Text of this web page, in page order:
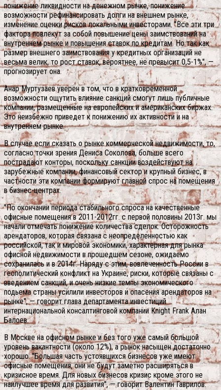
понижение ликвидности на денежном рынке, понижение
возможности рефинансировать долги на внешнем рынке,
изменение оценки рисков локальными инвесторами. "Все эти три
фактора повлекут за собой повышение цены заимствований на
внутреннем рынке и повышения ставок по кредитам. Но так как
размер внешнего заимствования у кредитных организаций не
весьма велик, то рост ставок, вероятнее, не превысит 0,5-1%", —
прогнозирует она.
Анар Муртузаев уверен в том, что в кратковременной
возможности ощутить влияние санкций смогут лишь публичные
компании, размещенные на европейских и американских биржах.
Это неизбежно приведет к понижению их активности и на
внутреннем рынке.
В случае если сказать о рынке коммерческой недвижимости, то,
согласно точки зрения Дениса Соколова, больше всего
пострадают конторы, поскольку санкции воздействуют на
зарубежные компании, финансовый сектор и крупный бизнес, в
частности эти компании формируют главной спрос на помещения
в бизнес-центрах.
"По окончании периода стабильного спроса на качественные
офисные помещения в 2011-2012гг. с первой половины 2013г. мы
начали отмечать понижение количества сделок. Осторожность
арендаторов, которая связана с неопределенностью как
российской, так и мировой экономики, характерная для рынка
офисной недвижимости в прошедшем сезоне, ожидаемо
сохранилась и в 2014г. Наряду с этим, вовлеченность России в
геополитический конфликт на Украине, риски, которые связаны с
введением санкций, и очень низкие темпы экономического
подьема страны усилили инвесторов и опасения арендаторов на
рынке", — говорит глава департамента инвестиций
интернациональной консалтинговой компании Knight Frank Алан
Балоев.
В Москве на офисном рынке и без того уже самый большой
уровень вакантности (около 12%), а рынок насыщен достаточно
хорошо. "Большая часть устоявшихся бизнесов уже имеют
офисные помещения, они не будут заметно расширяться в
кризисное время. Для новых бизнесов кризис кроме этого не
наилучшее время для развития", — говорит Валентин Гаврилов.